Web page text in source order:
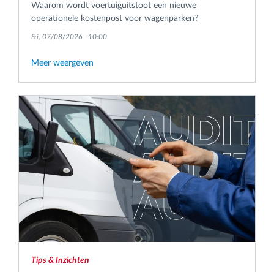
Waarom wordt voertuiguitstoot een nieuwe
operationele kostenpost voor wagenparken?
Fri, 07/08/2026 - 10:00
Meer weergeven
Tips & Inzichten